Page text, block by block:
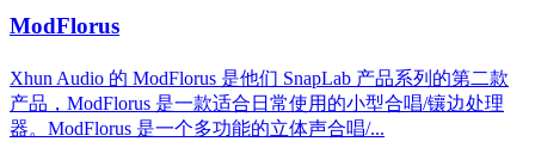
ModFlorus
Xhun Audio 的 ModFlorus 是他们 SnapLab 产品系列的第二款
产品，ModFlorus 是一款适合日常使用的小型合唱/镶边处理
器。ModFlorus 是一个多功能的立体声合唱/...